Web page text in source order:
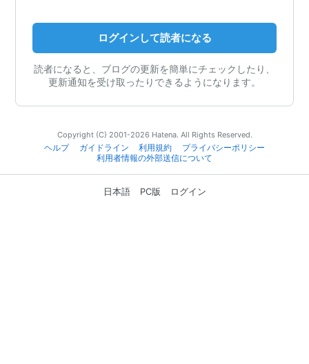
ログインして読者になる
読者になると、ブログの更新を簡単にチェックしたり、
更新通知を受け取ったりできるようになります。
Copyright (C) 2001-2026 Hatena. All Rights Reserved.
ヘルプ
ガイドライン 利用規約
プライバシーポリシー
利用者情報の外部送信について
日本語 PC版 ログイン